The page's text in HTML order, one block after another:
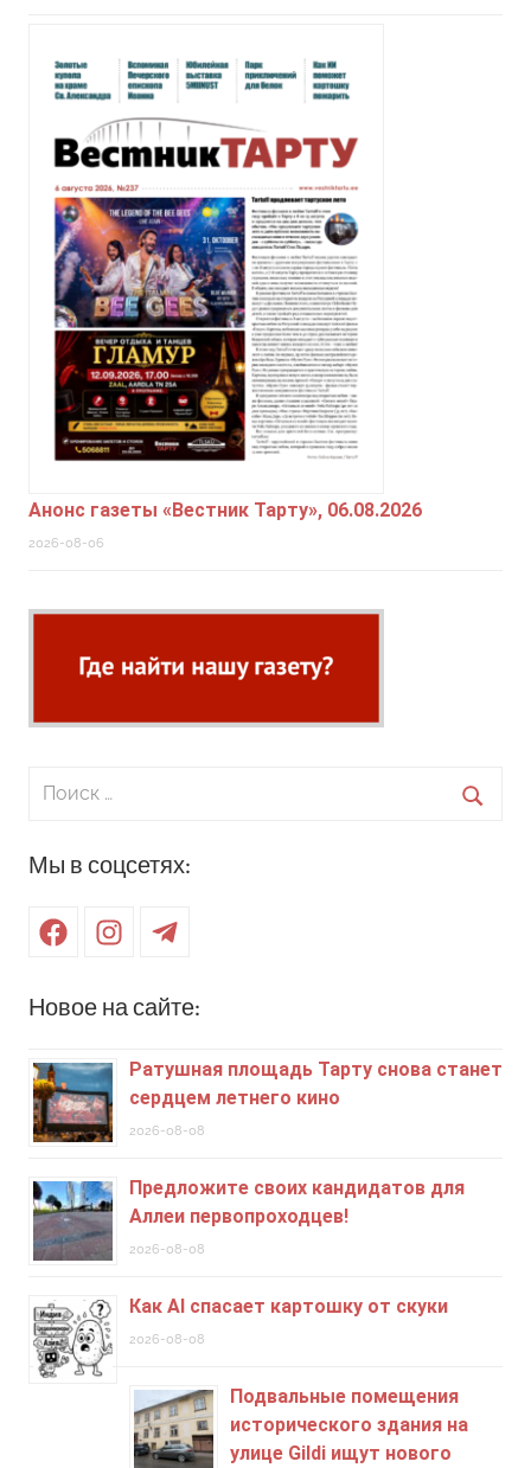
Анонс газеты «Вестник Тарту», 06.08.2026
2026-08-06
Поиск
Мы в соцсетях:
FacebookInstagramTelegram
Новое на сайте:
Ратушная площадь Тарту снова станет
сердцем летнего кино
2026-08-08
Предложите своих кандидатов для
Аллеи первопроходцев!
2026-08-08
Как AI спасает картошку от скуки
2026-08-08
Подвальные помещения
исторического здания на
улице Gildi ищут нового